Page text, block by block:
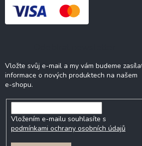
Vložte svůj e-mail a my vám budeme
informace o nových produktech na našem
e-shopu.
Vložením e-mailu souhlasíte s
podmínkami ochrany osobních údajů